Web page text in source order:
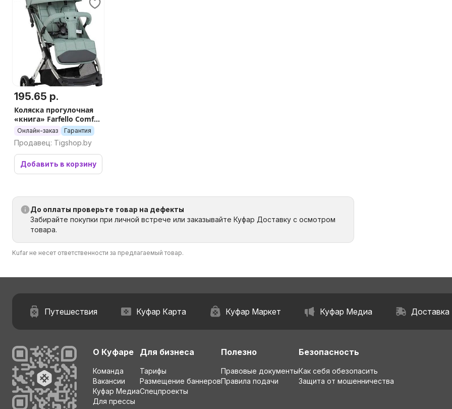
195.65 р.
Коляска прогулочная
«книга» Farfello Comfy
Go Comfort CG-001
серебристый)
Онлайн-заказ Гарантия
Продавец: Tigshop.by
Добавить в корзину
До оплаты проверьте товар на дефекты
Забирайте покупки при личной встрече или заказывайте Куфар Доставку с осмотром
товара.
Kufar не несет ответственности за предлагаемый товар.
Путешествия Куфар Карта Куфар Маркет Куфар Медиа Доставка
О Куфаре
Команда
Вакансии
Куфар Медиа
Для прессы
Для бизнеса
Тарифы
Размещение баннеров
Спецпроекты
Полезно
Правовые документы
Правила подачи
Безопасность
Как себя обезопасить
Защита от мошенничества